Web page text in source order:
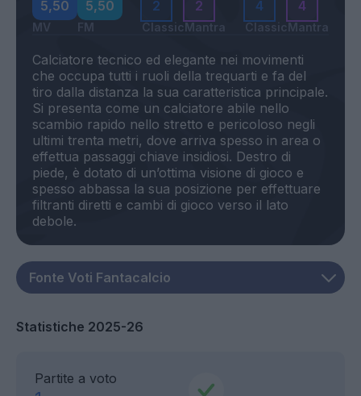
5,50
MV
5,50
FM
2
Classic
2
Mantra
4
Classic
4
Mantra
Calciatore tecnico ed elegante nei movimenti
che occupa tutti i ruoli della trequarti e fa del
tiro dalla distanza la sua caratteristica principale.
Si presenta come un calciatore abile nello
scambio rapido nello stretto e pericoloso negli
ultimi trenta metri, dove arriva spesso in area o
effettua passaggi chiave insidiosi. Destro di
piede, è dotato di un’ottima visione di gioco e
spesso abbassa la sua posizione per effettuare
filtranti diretti e cambi di gioco verso il lato
Statistiche 2025-26
Partite a voto